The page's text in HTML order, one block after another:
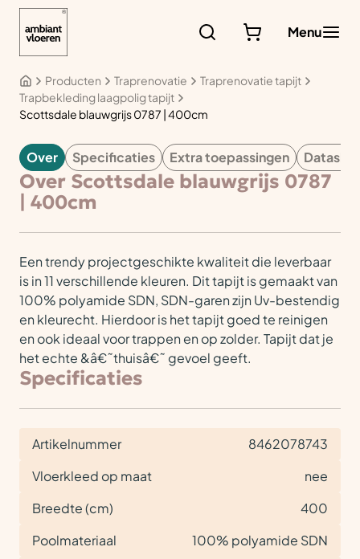
Menu
Producten Traprenovatie
Traprenovatie tapijt
Trapbekleding laagpolig tapijt
Scottsdale blauwgrijs 0787 | 400cm
TAPIJT
Over Specificaties Extra toepassingen
Over Scottsdale blauwgrijs 0787
| 400cm
Een trendy projectgeschikte kwaliteit die leverbaar
is in 11 verschillende kleuren. Dit tapijt is gemaakt van
100% polyamide SDN, SDN-garen zijn Uv-bestendig
en kleurecht. Hierdoor is het tapijt goed te reinigen
en ook ideaal voor trappen en op zolder. Tapijt dat je
het echte &â€˜thuisâ€˜ gevoel geeft.
Specificaties
Artikelnummer
8462078743
Vloerkleed op maat
nee
Breedte (cm)
400
Poolmateriaal
100% polyamide SDN